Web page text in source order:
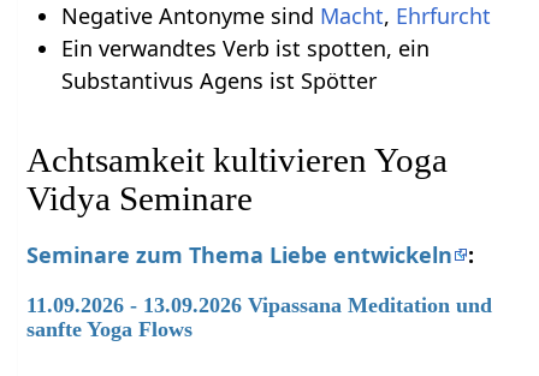
Negative Antonyme sind Macht, Ehrfurcht
Ein verwandtes Verb ist spotten, ein
Substantivus Agens ist Spötter
Achtsamkeit kultivieren Yoga
Vidya Seminare
Seminare zum Thema Liebe entwickeln :
11.09.2026 - 13.09.2026 Vipassana Meditation und
sanfte Yoga Flows